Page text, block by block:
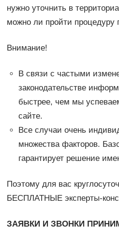
нужно уточнить в
можно ли пройти процедуру
Внимание!
В связи с частыми
законодательстве
быстрее, чем мы
сайте.
Все случаи очень
множества факторов.
гарантирует решение
Поэтому для вас
БЕСПЛАТНЫЕ эксперты-
ЗАЯВКИ И ЗВОНКИ